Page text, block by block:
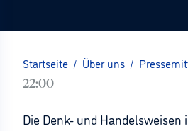
Startseite / Über uns /
22:00
Die Denk- und Handelsweisen